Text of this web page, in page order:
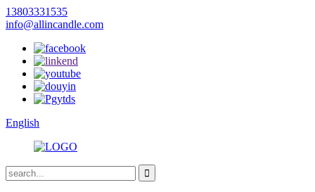
13803331535
info@allincandle.com
English